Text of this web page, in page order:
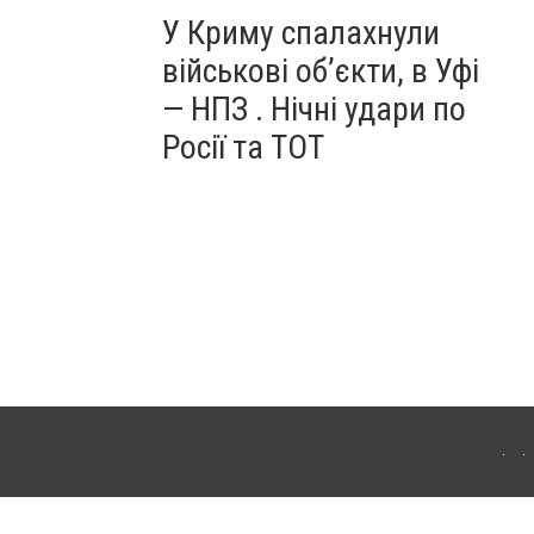
У Криму спалахнули
військові об’єкти, в Уфі
— НПЗ . Нічні удари по
Росії та ТОТ